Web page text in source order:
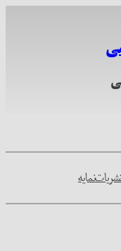
نمایه